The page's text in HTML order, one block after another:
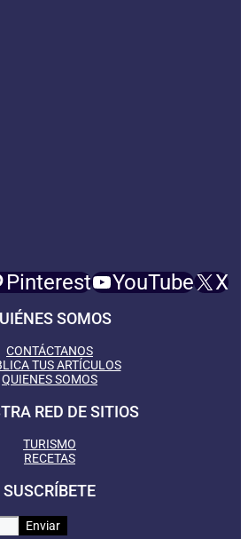
Pinterest YouTube X
SOMOS
CONTÁCTANOS
TUS ARTÍCULOS
QUIENES SOMOS
RED DE SITIOS
TURISMO
RECETAS
SUSCRÍBETE